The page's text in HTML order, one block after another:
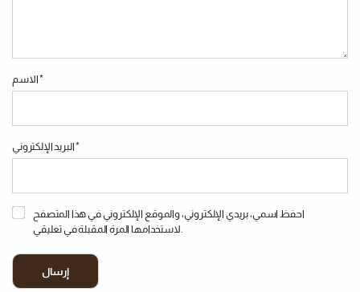
الاسم*
البريد الإلكتروني*
احفظ اسمي، بريدي الإلكتروني، والموقع الإلكتروني في هذا المتصفح